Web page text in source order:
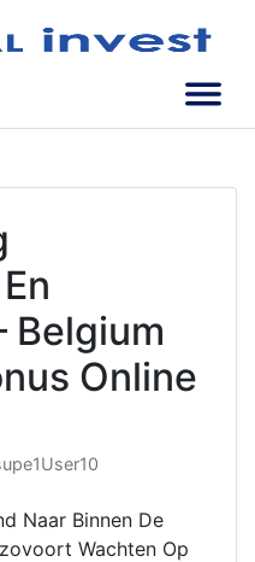
Belgium
Online
Naar Binnen De
Wachten Op